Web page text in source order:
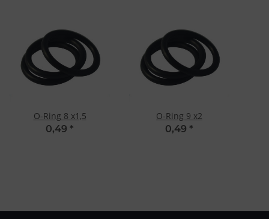
O-Ring 8 x1,5
0,49 *
O-Ring 9 x2
0,49 *